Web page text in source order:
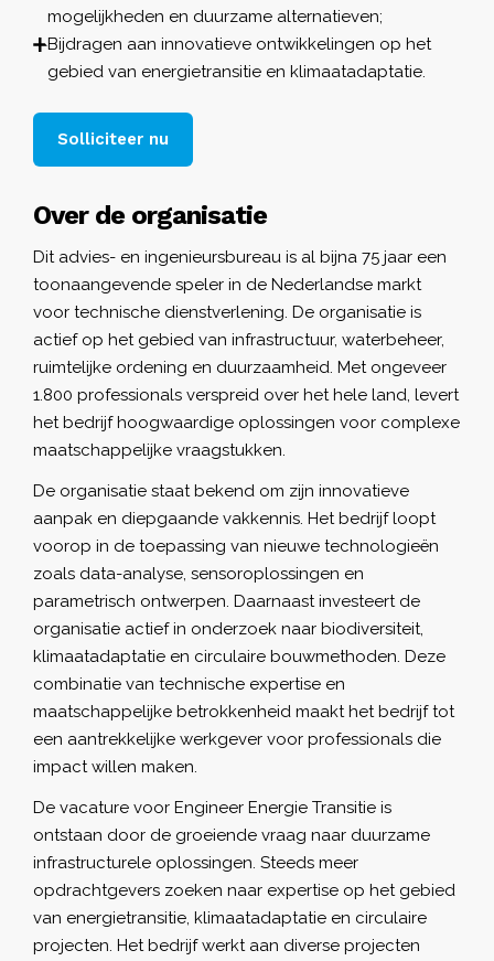
mogelijkheden en duurzame alternatieven;
Bijdragen aan innovatieve ontwikkelingen op het
gebied van energietransitie en klimaatadaptatie.
Solliciteer nu
Over de organisatie
Dit advies- en ingenieursbureau is al bijna 75 jaar een
toonaangevende speler in de Nederlandse markt
voor technische dienstverlening. De organisatie is
actief op het gebied van infrastructuur, waterbeheer,
ruimtelijke ordening en duurzaamheid. Met ongeveer
1.800 professionals verspreid over het hele land, levert
het bedrijf hoogwaardige oplossingen voor complexe
maatschappelijke vraagstukken.
De organisatie staat bekend om zijn innovatieve
aanpak en diepgaande vakkennis. Het bedrijf loopt
voorop in de toepassing van nieuwe technologieën
zoals data-analyse, sensoroplossingen en
parametrisch ontwerpen. Daarnaast investeert de
organisatie actief in onderzoek naar biodiversiteit,
klimaatadaptatie en circulaire bouwmethoden. Deze
combinatie van technische expertise en
maatschappelijke betrokkenheid maakt het bedrijf tot
een aantrekkelijke werkgever voor professionals die
impact willen maken.
De vacature voor Engineer Energie Transitie is
ontstaan door de groeiende vraag naar duurzame
infrastructurele oplossingen. Steeds meer
opdrachtgevers zoeken naar expertise op het gebied
van energietransitie, klimaatadaptatie en circulaire
projecten. Het bedrijf werkt aan diverse projecten